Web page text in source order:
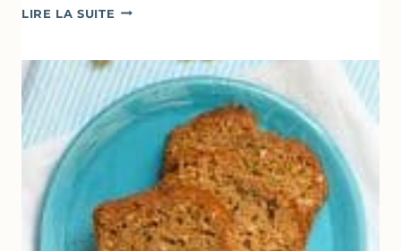
LIRE LA SUITE POÊLÉE
&
TOMATES
AU
THYM